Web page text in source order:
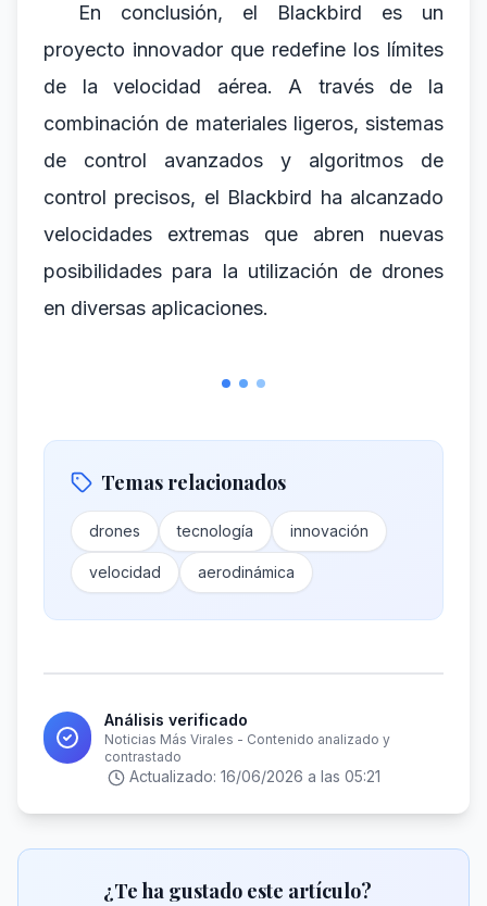
En conclusión, el Blackbird es un
proyecto innovador que redefine los límites
de la velocidad aérea. A través de la
combinación de materiales ligeros, sistemas
de control avanzados y algoritmos de
control precisos, el Blackbird ha alcanzado
velocidades extremas que abren nuevas
posibilidades para la utilización de drones
en diversas aplicaciones.
Temas relacionados
drones tecnología innovación
velocidad aerodinámica
Análisis verificado
Noticias Más Virales - Contenido analizado y
contrastado
Actualizado: 16/06/2026 a las 05:21
¿Te ha gustado este artículo?